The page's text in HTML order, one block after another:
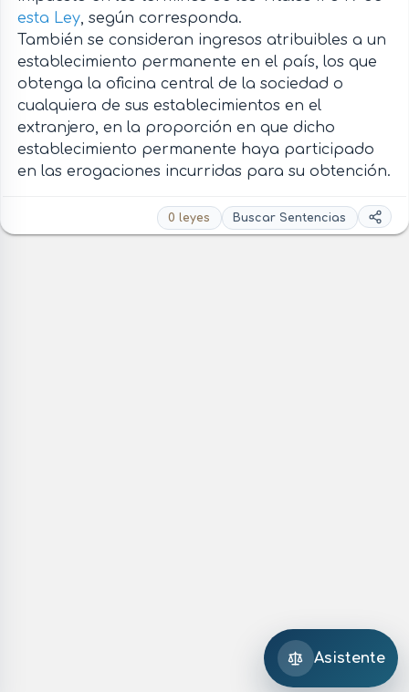
esta Ley, según corresponda.
También se consideran ingresos atribuibles a un
establecimiento permanente en el país, los que
obtenga la oficina central de la sociedad o
cualquiera de sus establecimientos en el
extranjero, en la proporción en que dicho
establecimiento permanente haya participado
en las erogaciones incurridas para su obtención.
0 leyes Buscar Sentencias
Asistente